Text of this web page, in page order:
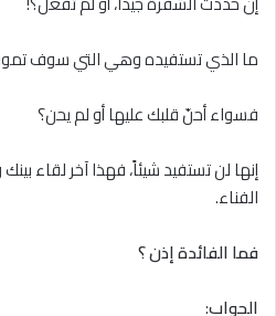
ما الذي تستفيده وهي التي سوف
فسواء أحنّ قلبك عليها أو لم يحن؟
إنها لن تستفيد شيئاً، فهذا آخر لقاء
الفناء.
فما الفائدة إذن ؟
الجواب: